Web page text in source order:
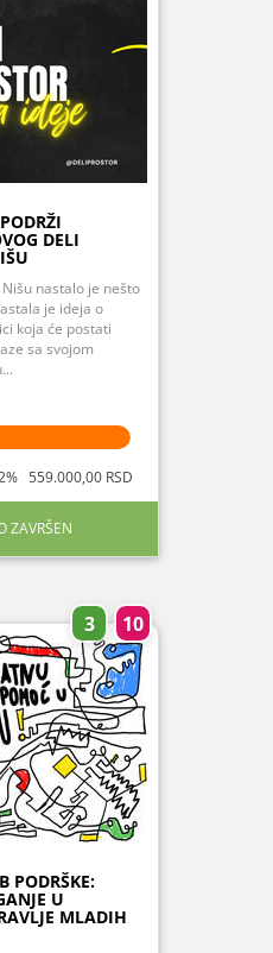
DELI
nastalo je nešto
je ideja o
koja će postati
sa svojom
559.000,00 RSD
ZAVRŠEN
3 10
PODRŠKE:
U
MLADIH